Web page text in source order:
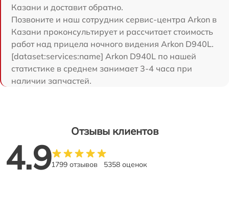
Казани и доставит обратно.
Позвоните и наш сотрудник сервис-центра Arkon в
Казани проконсультирует и рассчитает стоимость
работ над прицела ночного видения Arkon D940L.
[dataset:services:name] Arkon D940L по нашей
статистике в среднем занимает 3-4 часа при
наличии запчастей.
Отзывы клиентов
4.91799 отзывов 5358 оценок